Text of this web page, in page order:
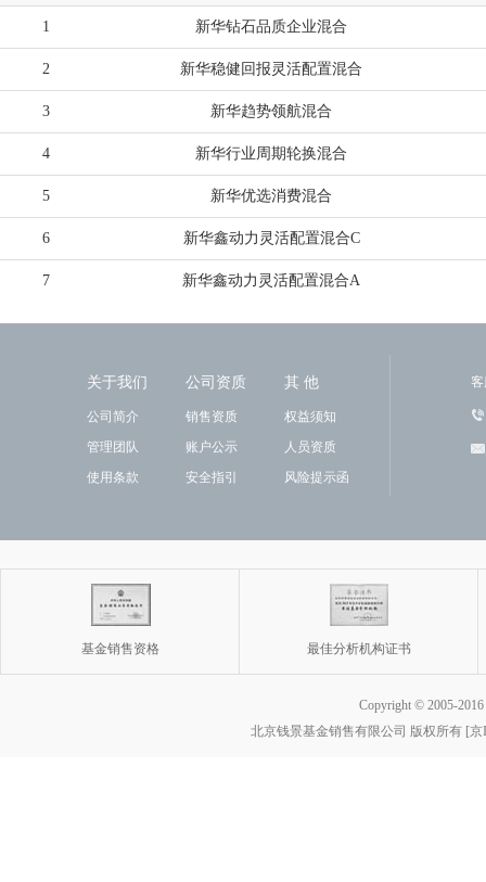
1 新华钻石品质企业混合
2 新华稳健回报灵活配置混合
3 新华趋势领航混合
4 新华行业周期轮换混合
5 新华优选消费混合
6 新华鑫动力灵活配置混合C
7 新华鑫动力灵活配置混合A
关于我们
公司简介
管理团队
使用条款
公司资质
销售资质
账户公示
安全指引
其 他
权益须知
人员资质
风险提示函
客
基金销售资格 最佳分析机构证书
Copyright © 2005-
北京钱景基金销售有限公司 版权所有 [京